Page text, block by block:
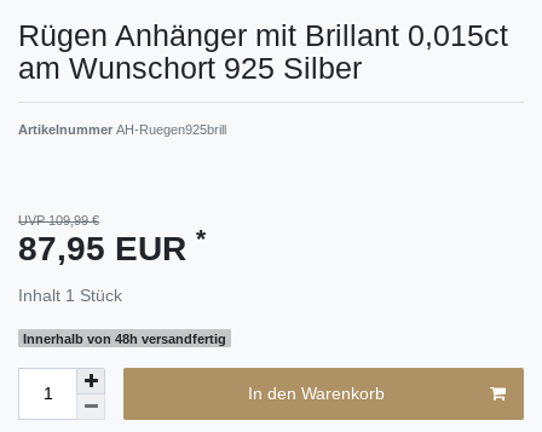
Rügen Anhänger mit Brillant 0,015ct
am Wunschort 925 Silber
Artikelnummer AH-Ruegen925brill
UVP 109,99 €
87,95 EUR *
Inhalt 1 Stück
Innerhalb von 48h versandfertig
In den Warenkorb